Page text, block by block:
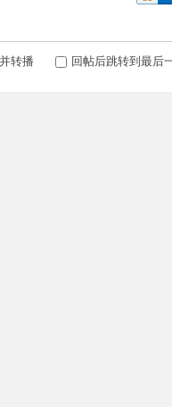
转播 回帖后跳转到最后